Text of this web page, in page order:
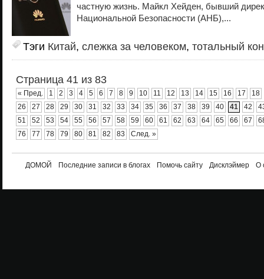
частную жизнь. Майкл Хейден, бывший
Национальной Безопасности (АНБ),...
Тэги Китай, слежка за человеком, тотальный
Страница 41 из 83
« Пред. 1 2 3 4 5 6 7 8 9 10 11 12 13 14 15 16 17
18
26
27 28 29 30 31 32 33 34 35 36 37 38 39 40 41 42
51
52 53 54 55 56 57 58 59 60 61 62 63 64 65 66 67
76
77 78 79 80 81 82 83 След. »
ДОМОЙ Последние записи в блогах Помочь сайту Дисклэймер О